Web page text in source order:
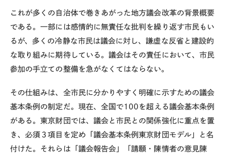
これが多くの自治体で巻きあがった地方議会改革の背景概要
である。一部には感情的に無責任な批判を繰り返す市民もい
るが、多くの冷静な市民は議会に対し、謙虚な反省と建設的
な取り組みに期待している。議会はその責任において、市民
参加の手立ての整備を急がなくてはならない。
その仕組みは、全市民に分かりやすく明確に示すための議会
基本条例の制定だ。現在、全国で100を超える議会基本条例
がある。東京財団では、議会と市民との関係強化に重点を置
き、必須３項目を定め「議会基本条例東京財団モデル」と名
付けた。それらは「議会報告会」「請願・陳情者の意見陳